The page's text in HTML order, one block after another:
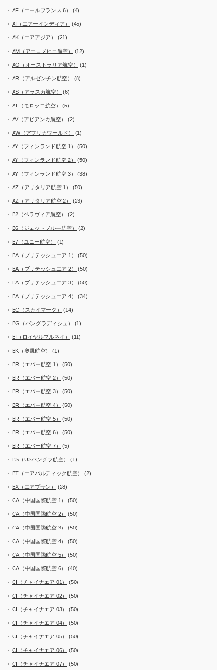
AF（エールフランス 6） (4)
AI（エアーインディア） (45)
AK（エアアジア） (21)
AM（アエロメヒコ航空） (12)
AO（オーストラリア航空） (1)
AR（アルゼンチン航空） (8)
AS（アラスカ航空） (6)
AT（モロッコ航空） (5)
AV（アビアンカ航空） (2)
AW（アフリカワールド） (1)
AY（フィンランド航空 1） (50)
AY（フィンランド航空 2） (50)
AY（フィンランド航空 3） (38)
AZ（アリタリア航空 1） (50)
AZ（アリタリア航空 2） (23)
B2（ベラヴィア航空） (2)
B6（ジェットブルー航空） (2)
B7（ユニー航空） (1)
BA（ブリテッシュエア 1） (50)
BA（ブリテッシュエア 2） (50)
BA（ブリテッシュエア 3） (50)
BA（ブリテッシュエア 4） (34)
BC（スカイマーク） (14)
BG（バングラディシュ） (1)
BI（ロイヤルブルネイ） (11)
BK（奥凱航空） (1)
BR（エバー航空 1） (50)
BR（エバー航空 2） (50)
BR（エバー航空 3） (50)
BR（エバー航空 4） (50)
BR（エバー航空 5） (50)
BR（エバー航空 6） (50)
BR（エバー航空 7） (5)
BS（USバングラ航空） (1)
BT（エアバルティック航空） (2)
BX（エアプサン） (28)
CA（中国国際航空 1） (50)
CA（中国国際航空 2） (50)
CA（中国国際航空 3） (50)
CA（中国国際航空 4） (50)
CA（中国国際航空 5） (50)
CA（中国国際航空 6） (40)
CI（チャイナエア 01） (50)
CI（チャイナエア 02） (50)
CI（チャイナエア 03） (50)
CI（チャイナエア 04） (50)
CI（チャイナエア 05） (50)
CI（チャイナエア 06） (50)
CI（チャイナエア 07） (50)